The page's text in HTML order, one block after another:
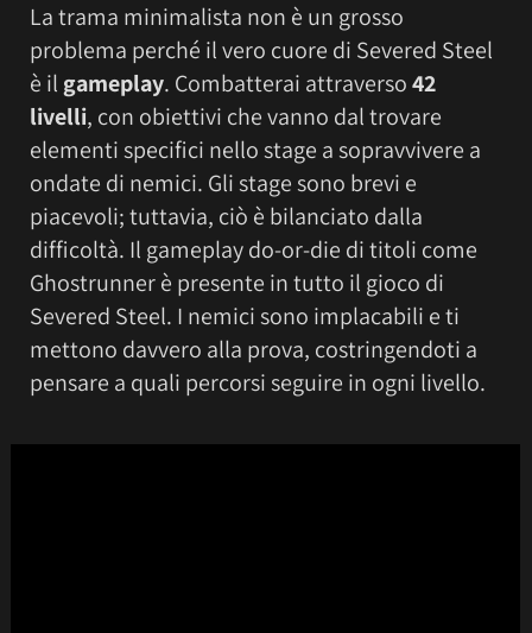
La trama minimalista non è un grosso
problema perché il vero cuore di Severed Steel
è il gameplay. Combatterai attraverso42
livelli, con obiettivi che vanno dal trovare
elementi specifici nello stage a sopravvivere a
ondate di nemici. Gli stage sono brevi e
piacevoli; tuttavia, ciò è bilanciato dalla
difficoltà. Il gameplay do-or-die di titoli come
Ghostrunner è presente in tutto il gioco di
Severed Steel. I nemici sono implacabili e ti
mettono davvero alla prova, costringendoti a
pensare a quali percorsi seguire in ogni livello.